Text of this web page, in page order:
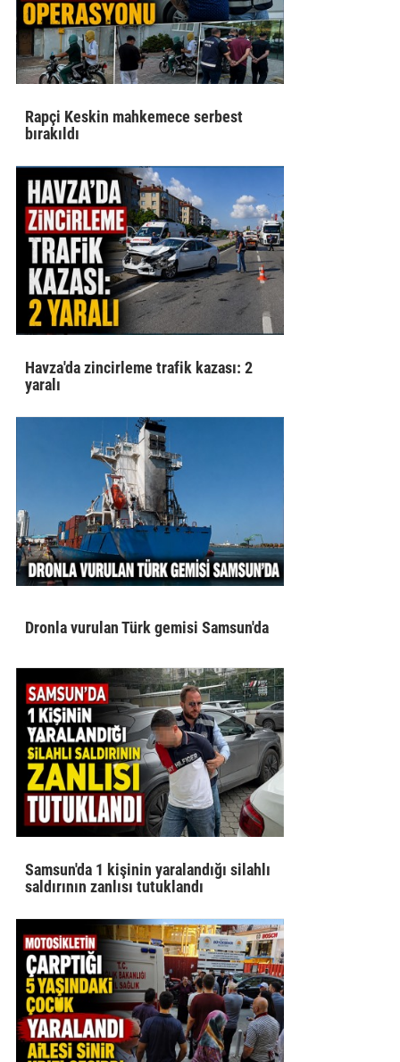
Rapçi Keskin mahkemece serbest
bırakıldı
Havza'da zincirleme trafik kazası: 2
yaralı
Dronla vurulan Türk gemisi Samsun'da
Samsun'da 1 kişinin yaralandığı silahlı
saldırının zanlısı tutuklandı